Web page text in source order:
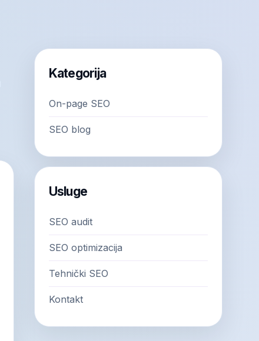
Kategorija
On-page SEO
SEO blog
Usluge
SEO audit
SEO optimizacija
Tehnički SEO
Kontakt